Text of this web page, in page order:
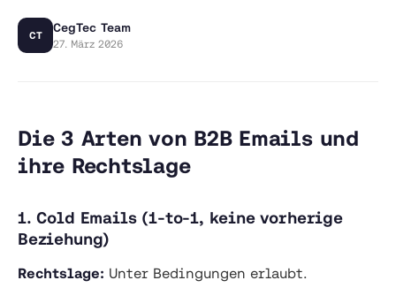
CT
CegTec Team
27. März 2026
Die 3 Arten von B2B Emails und
ihre Rechtslage
1. Cold Emails (1-to-1, keine vorherige
Beziehung)
Rechtslage: Unter Bedingungen erlaubt.